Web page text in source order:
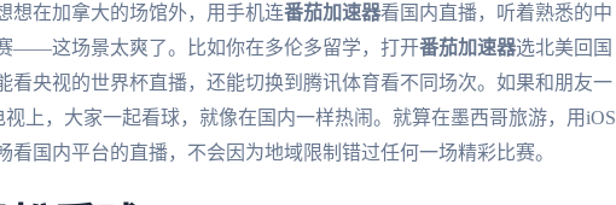
想在加拿大的场馆外，用手机连番茄加速器看国内直播，听着熟悉的中
——这场景太爽了。比如你在多伦多留学，打开番茄加速器选北美回国
看央视的世界杯直播，还能切换到腾讯体育看不同场次。如果和朋友一
上，大家一起看球，就像在国内一样热闹。就算在墨西哥旅游，用iOS
国内平台的直播，不会因为地域限制错过任何一场精彩比赛。